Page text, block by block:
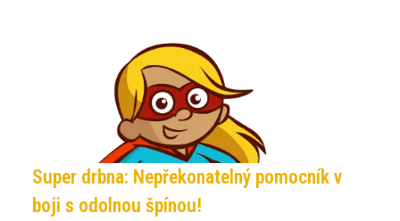
Super drbna: Nepřekonatelný pomocník v
boji s odolnou špínou!